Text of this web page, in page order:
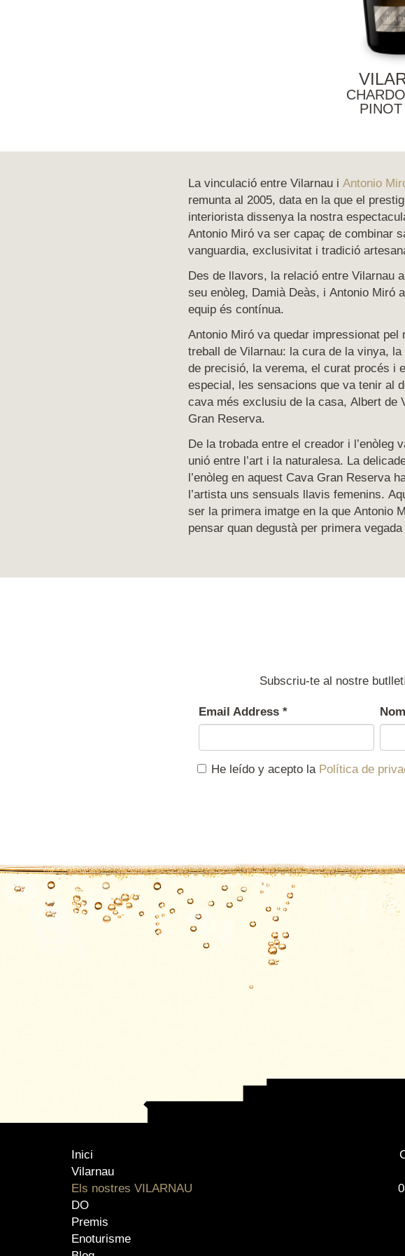
La vinculació entre Vilarnau i Antonio
remunta al 2005, data en la que el
interiorista dissenya la nostra
Antonio Miró va ser capaç de combinar
vanguardia, exclusivitat i tradició
Des de llavors, la relació entre Vilarnau
seu enòleg, Damià Deàs, i Antonio Miró
equip és contínua.
Antonio Miró va quedar impressionat pel
treball de Vilarnau: la cura de la vinya,
de precisió, la verema, el curat procés i
especial, les sensacions que va tenir al
cava més exclusiu de la casa, Albert de
Gran Reserva.
De la trobada entre el creador i l’enòleg
unió entre l’art i la naturalesa. La
l’enòleg en aquest Cava Gran Reserva
l’artista uns sensuals llavis femenins.
ser la primera imatge en la que Antonio
pensar quan degustà per primera
Subscriu-te al nostre
Email Address *
He leído y acepto la Política de
Inici
Vilarnau
Els nostres VILARNAU
DO
Premis
Enoturisme